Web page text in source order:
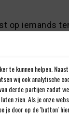
te kunnen helpen. Naast
wij ook analytische
derde partijen zodat
zien. Als je onze
je door op de 'button'
op iemands
Hij moet er
ziet, ik hoop
het
zes punten uit
en negen